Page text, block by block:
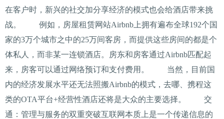
在客户时，新兴的社交加分享经济的模式也会给酒店带来挑
战。 例如，房屋租赁网站Airbnb上拥有遍布全球192个国
家的3万个城市之中的25万间客房，而提供这些房间的都是个
体私人，而非某一连锁酒店。房东和房客通过Airbnb匹配起
来，房客可以通过网络预订和支付费用。 当然，目前国
内的经济发展水平还无法照搬Airbnb的模式，去哪、携程这
类的OTA平台+经营性酒店还将是大众的主要选择。 交
通：管理与服务的双重突破互联网本质上是一个传递信息的